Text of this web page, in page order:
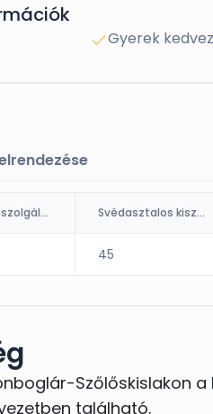
Gyerek
Ültetett kiszolgálás (fő) Svédasztalos kiszolgálás
45
Szőlőskislakon
található.